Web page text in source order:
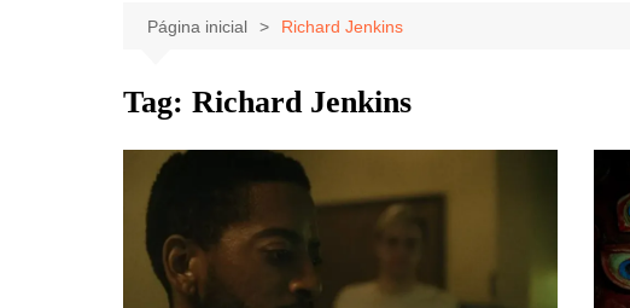
Celebridades
Música
Notícias
Clássicos
Página inicial Richard Jenkins
Tag: Richard Jenkins